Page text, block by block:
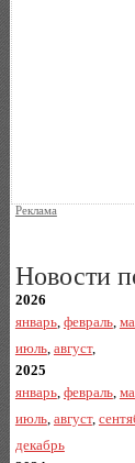
Реклама
Новости
2026
январь, февраль,
июль, август,
2025
январь, февраль,
июль, август,
декабрь